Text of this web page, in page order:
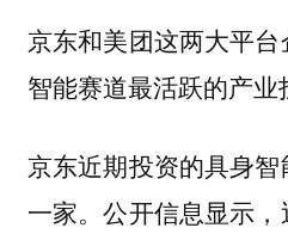
京东和美团这两大平
智能赛道最活跃的产业
京东近期投资的具身
一家。公开信息显示